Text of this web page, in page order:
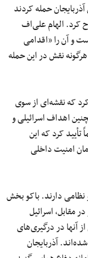
حمله کردند
کرد. الهام علی‌اف
و آن را «اقدامی
نقش در این حمله
که نقشه‌ای از سوی
اهداف اسرائیلی و
کرد که این
امنیت داخلی
نظامی دارند. باکو بخش
مقابل، اسرائیل
آنها در درگیری‌های
استفاده شده‌اند. آذربایجان